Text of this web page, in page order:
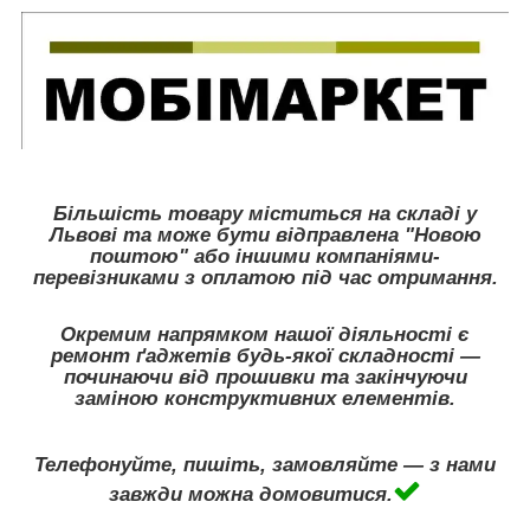
Більшість товару міститься на складі у
Львові та може бути відправлена "Новою
поштою" або іншими компаніями-
перевізниками з оплатою під час отримання.
Окремим напрямком нашої діяльності є
ремонт ґаджетів будь-якої складності —
починаючи від прошивки та закінчуючи
заміною конструктивних елементів.
Телефонуйте, пишіть, замовляйте — з нами
завжди можна домовитися.